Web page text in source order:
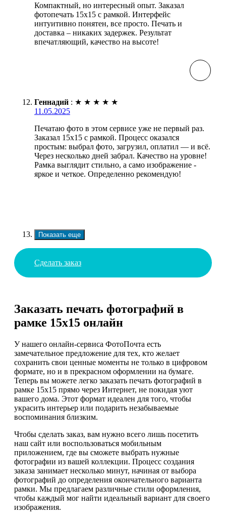
Компактный, но интересный опыт. Заказал
фотопечать 15х15 с рамкой. Интерфейс
интуитивно понятен, все просто. Печать и
доставка – никаких задержек. Результат
впечатляющий, качество на высоте!
Геннадий : ★ ★ ★ ★ ★
11.05.2025
Печатаю фото в этом сервисе уже не первый раз.
Заказал 15х15 с рамкой. Процесс оказался
простым: выбрал фото, загрузил, оплатил — и всё.
Через несколько дней забрал. Качество на уровне!
Рамка выглядит стильно, а само изображение -
яркое и четкое. Определенно рекомендую!
Показать еще
Сделать заказ
Заказать печать фотографий в
рамке 15х15 онлайн
У нашего онлайн-сервиса ФотоПочта есть
замечательное предложение для тех, кто желает
сохранить свои ценные моменты не только в цифровом
формате, но и в прекрасном оформлении на бумаге.
Теперь вы можете легко заказать печать фотографий в
рамке 15x15 прямо через Интернет, не покидая уют
вашего дома. Этот формат идеален для того, чтобы
украсить интерьер или подарить незабываемые
воспоминания близким.
Чтобы сделать заказ, вам нужно всего лишь посетить
наш сайт или воспользоваться мобильным
приложением, где вы сможете выбрать нужные
фотографии из вашей коллекции. Процесс создания
заказа занимает несколько минут, начиная от выбора
фотографий до определения окончательного варианта
рамки. Мы предлагаем различные стили оформления,
чтобы каждый мог найти идеальный вариант для своего
изображения.